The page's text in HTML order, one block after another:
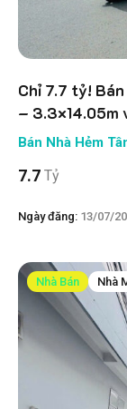
Chỉ 7.7 tỷ!
– 3.3×14.05m
Bán Nhà Hẻm
7.7 Tỷ
Ngày đăng: 13/07/
Nhà Bán Nhà